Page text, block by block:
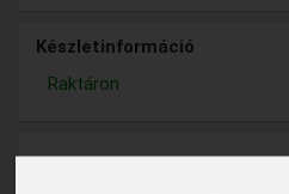
Készletinformáció
Raktáron